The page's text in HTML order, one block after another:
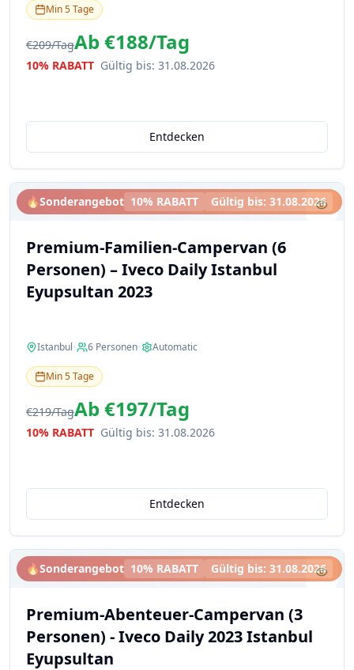
Min5Tage
€209/TagAb €188/Tag
10% RABATT Gültig bis: 31.08.2026
Entdecken
🔥Sonderangebot 10% RABATT Gültig bis: 31.08.2026
Premium-Familien-Campervan (6
Personen) – Iveco Daily Istanbul
Eyupsultan 2023
Istanbul• 6 Personen• Automatic
Min5Tage
€219/TagAb €197/Tag
10% RABATT Gültig bis: 31.08.2026
Entdecken
🔥Sonderangebot 10% RABATT Gültig bis: 31.08.2026
Premium-Abenteuer-Campervan (3
Personen) - Iveco Daily 2023 Istanbul
Eyupsultan